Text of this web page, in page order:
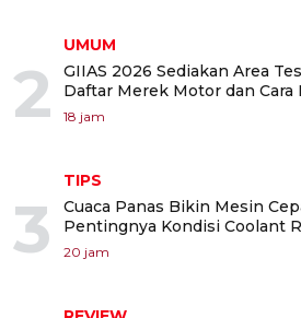
2
UMUM
GIIAS 2026 Sediakan Area
Daftar Merek Motor dan
18 jam
3
TIPS
Cuaca Panas Bikin Mesin
Pentingnya Kondisi Coolant
20 jam